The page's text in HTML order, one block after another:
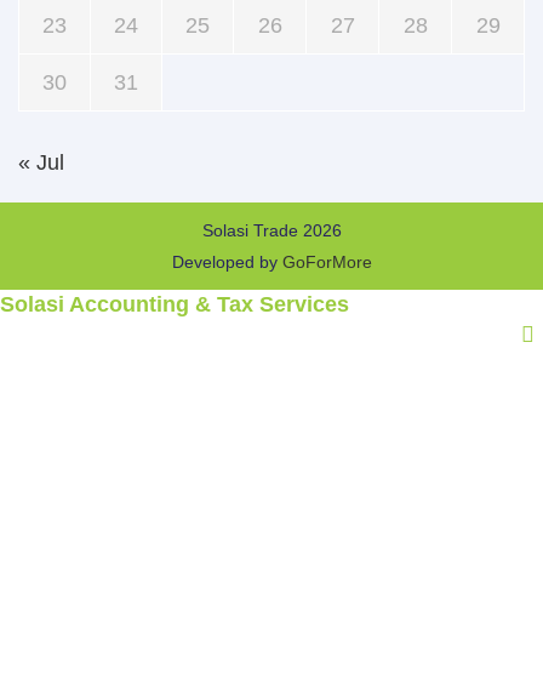
23 24 25 26 27 28 29
30 31
« Jul
Solasi Trade 2026
Developed by GoForMore
Solasi Accounting & Tax Services